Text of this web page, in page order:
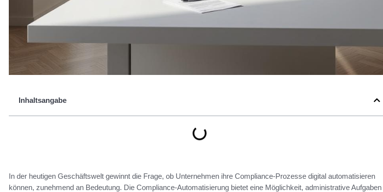
Inhaltsangabe
In der heutigen Geschäftswelt gewinnt die Frage, ob Unternehmen ihre Compliance-Prozesse digital automatisieren
können, zunehmend an Bedeutung. Die Compliance-Automatisierung bietet eine Möglichkeit, administrative Aufgaben